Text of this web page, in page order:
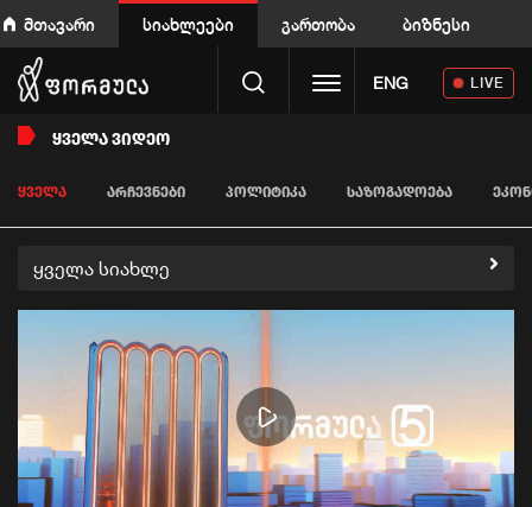
მთავარი სიახლეები გართობა ბიზნესი
Toggle navigation
ENG LIVE
ᲧᲕᲔᲚᲐ ᲕᲘᲓᲔᲝ
ᲧᲕᲔᲚᲐ ᲐᲠᲩᲔᲕᲜᲔᲑᲘ ᲞᲝᲚᲘᲢᲘᲙᲐ ᲡᲐᲖᲝᲒᲐᲓᲝᲔᲑᲐ
ყველა სიახლე